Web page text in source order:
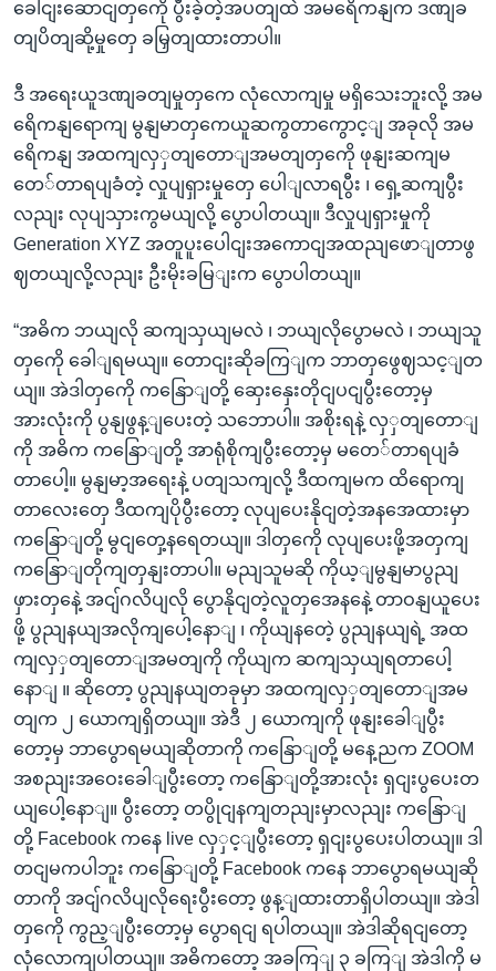
ခေါငျးဆောငျတှကေို ပွီးခဲ့တဲ့အပတျထဲ အမရေိကနျက ဒဏျခ
တျပိတျဆို့မှုတှေ ခမြှတျထားတာပါ။
ဒီ အရေးယူဒဏျခတျမှုတှကေ လုံလောကျမှု မရှိသေးဘူးလို့ အမ
ရေိကနျရောကျ မွနျမာတှကေယူဆကွတာကွောင့ျ အခုလို အမ
ရေိကနျ အထကျလှှတျတောျအမတျတှကေို ဖုနျးဆကျမ
တေ်တာရပျခံတဲ့ လှုပျရှားမှုတှေ ပေါျလာရပွီး ၊ ရှေ့ဆကျပွီး
လညျး လုပျသှားကွမယျလို့ ပွောပါတယျ။ ဒီလှုပျရှားမှုကို
Generation XYZ အတူပူးပေါငျးအကောငျအထညျဖောျတာဖွ
ဈတယျလို့လညျး ဦးမိုးခမြျးက ပွောပါတယျ။
“အဓိက ဘယျလို ဆကျသှယျမလဲ ၊ ဘယျလိုပွောမလဲ ၊ ဘယျသူ
တှကေို ခေါျရမယျ။ တောငျးဆိုခကြျက ဘာတှဖွေဈသင့ျတ
ယျ။ အဲဒါတှကေို ကနြောျတို့ ဆှေးနှေးတိုငျပငျပွီးတော့မှ
အားလုံးကို ပွနျဖွန့ျပေးတဲ့ သဘောပါ။ အစိုးရနဲ့ လှှတျတောျ
ကို အဓိက ကနြောျတို့ အာရုံစိုကျပွီးတော့မှ မတေ်တာရပျခံ
တာပေါ့။ မွနျမာ့အရေးနဲ့ ပတျသကျလို့ ဒီထကျမက ထိရောကျ
တာလေးတှေ ဒီထကျပိုပွီးတော့ လုပျပေးနိုငျတဲ့အနအေထားမှာ
ကနြောျတို့ မွငျတှေ့နရေတယျ။ ဒါတှကေို လုပျပေးဖို့အတှကျ
ကနြောျတိုကျတှနျးတာပါ။ မညျသူမဆို ကိုယ့ျမွနျမာပွညျ
ဖှားတှနေဲ့ အငျ်ဂလိပျလို ပွောနိုငျတဲ့လူတှအေနနေဲ့ တာဝနျယူပေး
ဖို့ ပွညျနယျအလိုကျပေါ့နောျ ၊ ကိုယျနတေဲ့ ပွညျနယျရဲ့ အထ
ကျလှှတျတောျအမတျကို ကိုယျက ဆကျသှယျရတာပေါ့
နောျ ။ ဆိုတော့ ပွညျနယျတခုမှာ အထကျလှှတျတောျအမ
တျက ၂ ယောကျရှိတယျ။ အဲဒီ ၂ ယောကျကို ဖုနျးခေါျပွီး
တော့မှ ဘာပွောရမယျဆိုတာကို ကနြောျတို့ မနေ့ညက ZOOM
အစညျးအဝေးခေါျပွီးတော့ ကနြောျတို့အားလုံး ရှငျးပွပေးတ
ယျပေါ့နောျ။ ပွီးတော့ တပွိုငျနကျတညျးမှာလညျး ကနြောျ
တို့ Facebook ကနေ live လှှင့ျပွီးတော့ ရှငျးပွပေးပါတယျ။ ဒါ
တငျမကပါဘူး ကနြောျတို့ Facebook ကနေ ဘာပွောရမယျဆို
တာကို အငျ်ဂလိပျလိုရေးပွီးတော့ ဖွန့ျထားတာရှိပါတယျ။ အဲဒါ
တှကေို ကွည့ျပွီးတော့မှ ပွောရငျ ရပါတယျ။ အဲဒါဆိုရငျတော့
လုံလောကျပါတယျ။ အဓိကတော့ အခကြျ ၃ ခကြျ အဲဒါကို မ